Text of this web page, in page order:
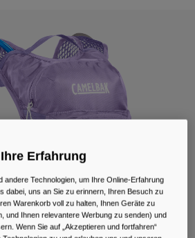
Mugs
Erfahrung
andere Technologien, um Ihre Online-Erfahrung
dabei, uns an Sie zu erinnern, Ihren Besuch zu
Warenkorb voll zu halten, Ihnen Geräte zu
und Ihnen relevantere Werbung zu senden) und
Wenn Sie auf „Akzeptieren und fortfahren“